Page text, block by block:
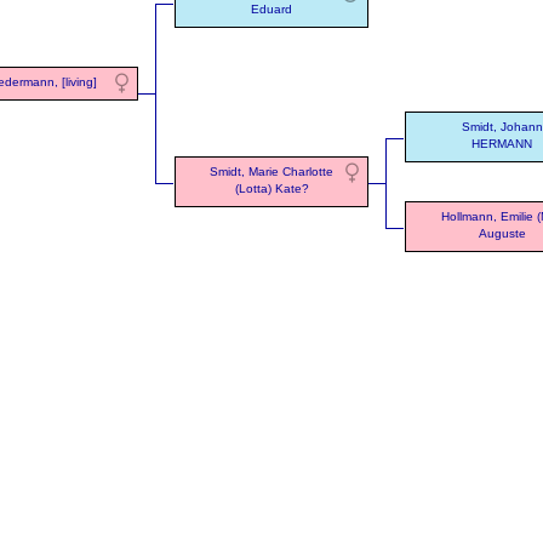
[living]
Eduard
Smidt, Marie Charlotte
(Lotta) Kate?
Smidt, Johann
HERMANN
Hollmann, Emilie
Auguste